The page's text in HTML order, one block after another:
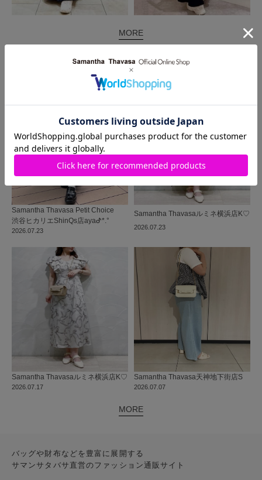
MORE
同じ商品を使った コーディネート
2026.07.23
Samantha Thavasa Petit Choice
渋谷ヒカリエShinQs店ayaᕷ*.°
2026.07.23
Samantha Thavasaルミネ横浜店K♡
2026.07.17
Samantha Thavasaルミネ横浜店K♡
2026.07.07
Samantha Thavasa天神地下街店S
MORE
バッグや財布などを豊富に展開する
サマンサタバサ直営のファッション通販サイト